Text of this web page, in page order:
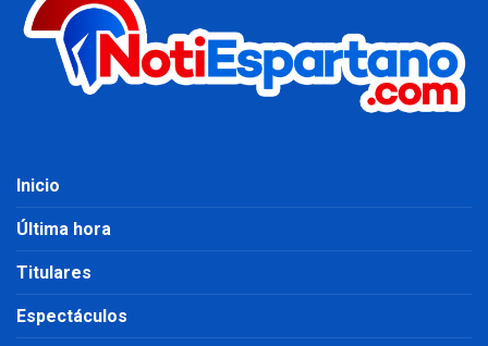
Inicio
Última hora
Titulares
Espectáculos